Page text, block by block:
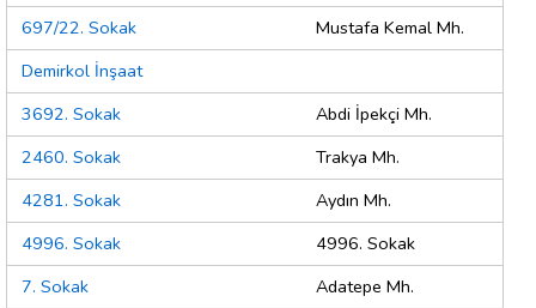
697/22. Sokak
Mustafa Kemal Mh.
Demirkol İnşaat
3692. Sokak
Abdi İpekçi Mh.
2460. Sokak
Trakya Mh.
4281. Sokak
Aydın Mh.
4996. Sokak
4996. Sokak
7. Sokak
Adatepe Mh.